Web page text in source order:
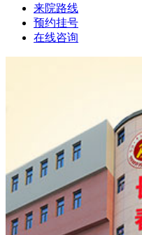
来院路线
预约挂号
在线咨询